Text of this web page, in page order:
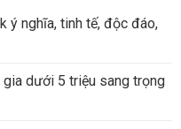
ý nghĩa, tinh tế, độc đáo,
dưới 5 triệu sang trọng